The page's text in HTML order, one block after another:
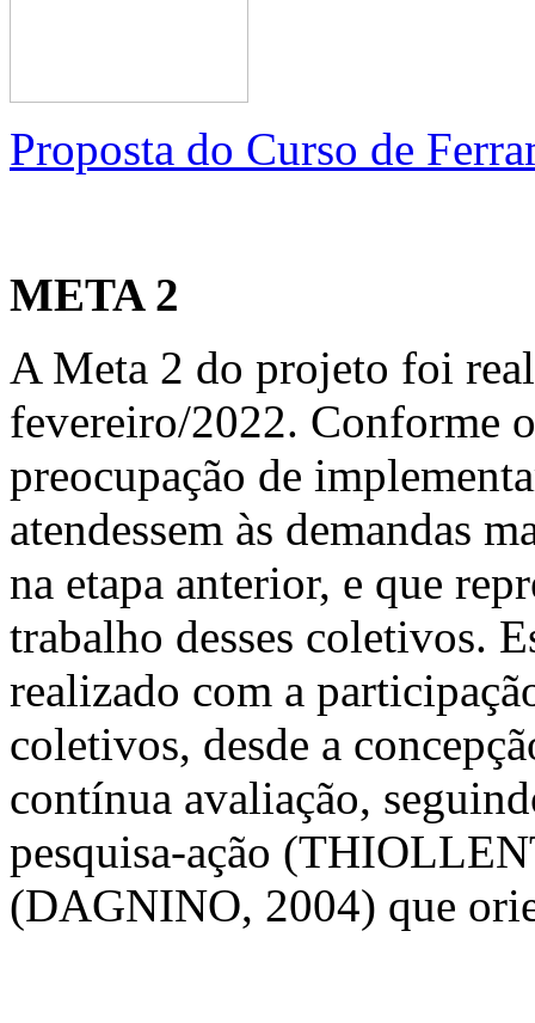
Proposta do Curso de
META 2
A Meta 2 do projeto foi
fevereiro/2022. Conforme
preocupação de
atendessem às demandas
na etapa anterior, e que
trabalho desses coletivos.
realizado com a
coletivos, desde a
contínua avaliação,
pesquisa-ação
(DAGNINO, 2004) que